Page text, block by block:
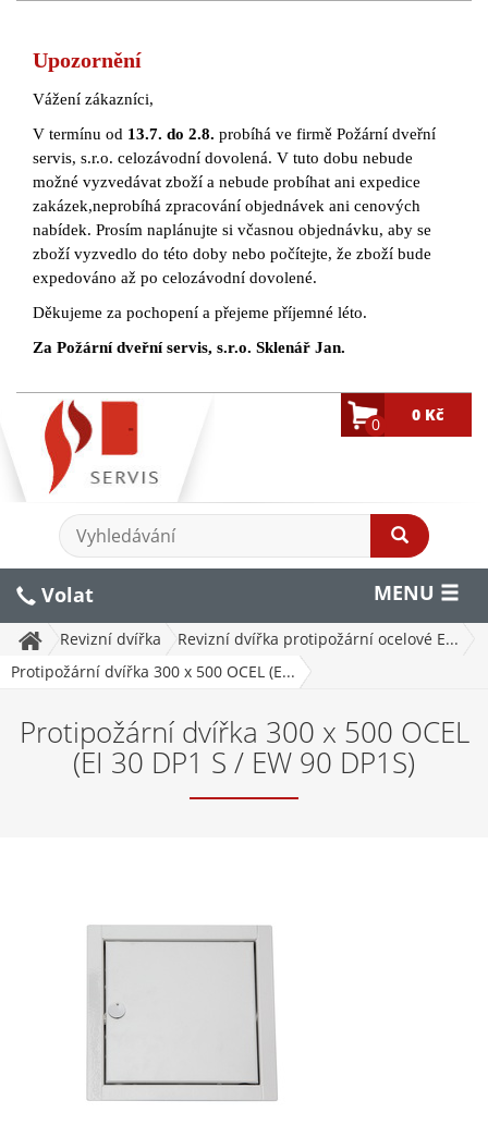
Upozornění
Vážení zákazníci,
V termínu od 13.7. do 2.8. probíhá ve firmě Požární dveřní
servis, s.r.o. celozávodní dovolená. V tuto dobu nebude
možné vyzvedávat zboží a nebude probíhat ani expedice
zakázek,neprobíhá zpracování objednávek ani cenových
nabídek. Prosím naplánujte si včasnou objednávku, aby se
zboží vyzvedlo do této doby nebo počítejte, že zboží bude
expedováno až po celozávodní dovolené.
Děkujeme za pochopení a přejeme příjemné léto.
Za Požární dveřní servis, s.r.o. Sklenář Jan.
0 0 Kč
MENU
Volat
Revizní dvířka
Revizní dvířka protipožární ocelové E...
Protipožární dvířka 300 x 500 OCEL (E...
Protipožární dvířka 300 x 500 OCEL
(EI 30 DP1 S / EW 90 DP1S)